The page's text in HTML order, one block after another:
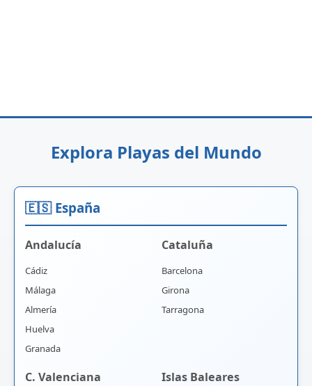
Explora Playas del Mundo
🇪🇸 España
Andalucía
Cádiz
Málaga
Almería
Huelva
Granada
Cataluña
Barcelona
Girona
Tarragona
C. Valenciana Islas Baleares